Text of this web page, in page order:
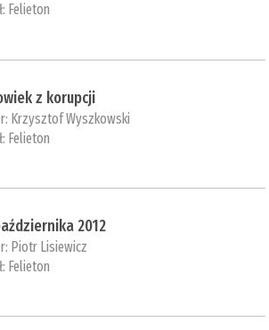
Felieton
z korupcji
Krzysztof Wyszkowski
Felieton
2012
Piotr Lisiewicz
Felieton